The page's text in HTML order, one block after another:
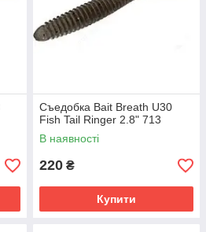
Съедобка Bait Breath U30
Fish Tail Ringer 2.8" 713
В наявності
220 ₴
Купити